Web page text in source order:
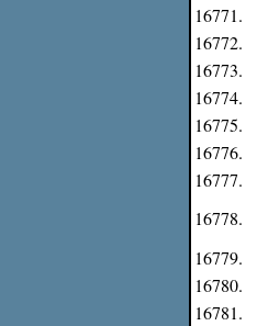
16771.
16772.
16773.
16774.
16775.
16776.
16777.
16778.
16779.
16780.
16781.